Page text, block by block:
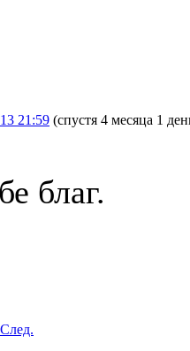
21:59 (спустя 4 месяца 1
благ.
След.